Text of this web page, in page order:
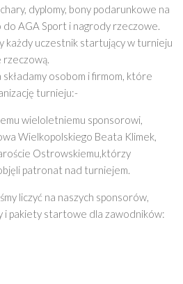
dyplomy, bony podarunkowe na
AGA Sport i nagrody rzeczowe.
każdy uczestnik startujący w turnieju
rzeczową.
osobom i firmom, które
turnieju:-
wieloletniemu sponsorowi,
Wielkopolskiego Beata Klimek,
Ostrowskiemu,którzy
patronat nad turniejem.
liczyć na naszych sponsorów,
i pakiety startowe dla zawodników: